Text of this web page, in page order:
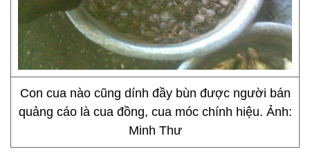
Con cua nào cũng dính đầy bùn được người bán
quảng cáo là cua đồng, cua móc chính hiệu. Ảnh:
Minh Thư